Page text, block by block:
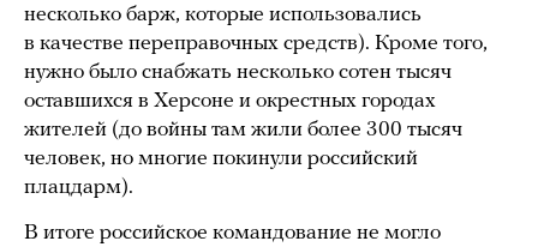
несколько барж, которые использовались
в качестве переправочных средств). Кроме того,
нужно было снабжать несколько сотен тысяч
оставшихся в Херсоне и окрестных городах
жителей (до войны там жили более 300 тысяч
человек, но многие покинули российский
плацдарм).
В итоге российское командование не могло